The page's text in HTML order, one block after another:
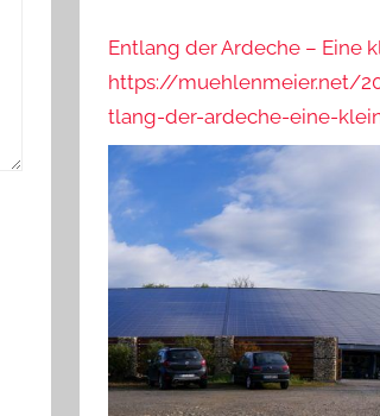
Entlang der Ardeche – Eine
https://muehlenmeier.net/
tlang-der-ardeche-eine-